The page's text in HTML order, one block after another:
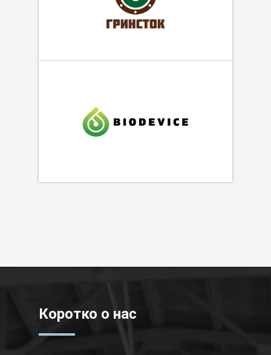
Коротко о нас